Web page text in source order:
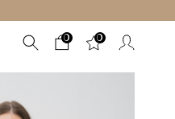
0 0